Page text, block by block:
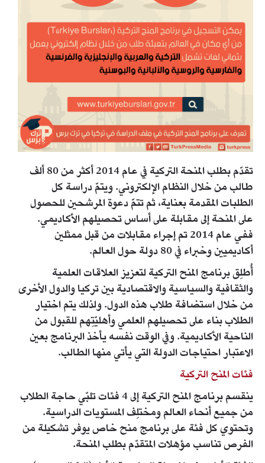
تقدّم بطلب المنحة التركية في عام 2014 أكثر من 80 ألف
طالب من خلال النظام الإلكتروني. ويتمّ دراسة كل
الطلبات المقدمة بعناية، ثم تتمّ دعوة المرشحين للحصول
على المنحة إلى مقابلة على أساس تحصيلهم الأكاديمي.
ففي عام 2014 تم إجراء مقابلات من قبل ممثلين
أكاديميين وخبراء في 80 دولة حول العالم.
أُطلِق برنامج المنح التركية لتعزيز العلاقات العلمية
والثقافية والسياسية والاقتصادية بين تركيا والدول الأخرى
من خلال استضافة طلاب هذه الدول. ولذلك يتم اختيار
الطلاب بناء على تحصيلهم العلمي وأهليّتِهم للقبول من
الناحية الأكاديمية. وفي الوقت نفسه يأخذ البرنامج بعين
الاعتبار احتياجات الدولة التي يأتي منها الطالب.
فئات المنح التركية
ينقسم برنامج المنح التركية إلى 4 فئات تلبّي حاجة الطلاب
من جميع أنحاء العالم ومختلِف المستويات الدراسية.
وتحتوي كل فئة على برنامج منح خاص يوفر تشكيلة من
الفرص تناسب مؤهلات المتقدّم بطلب المنحة.